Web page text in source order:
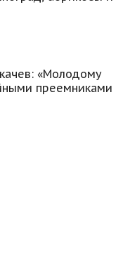
«Молодому
преемниками